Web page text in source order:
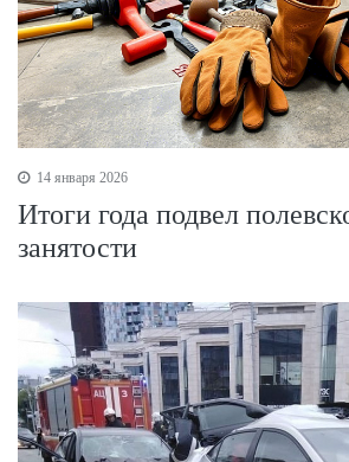
14 января 2026
Итоги года подвел
занятости